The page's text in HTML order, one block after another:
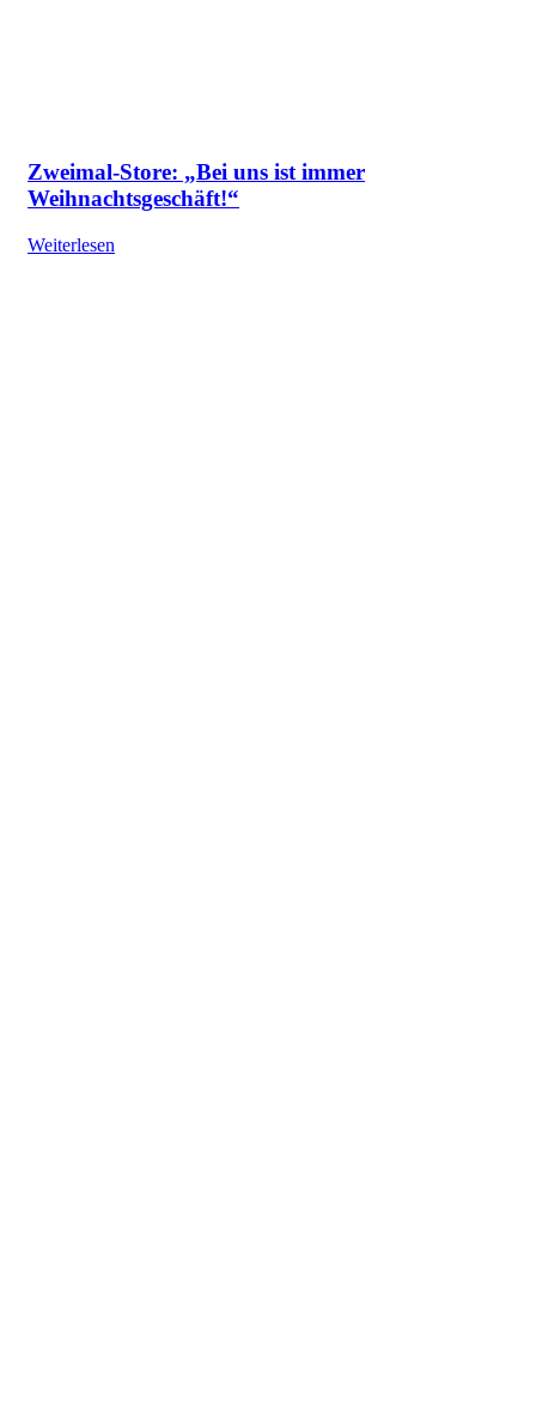
Zweimal-Store: „Bei uns ist immer
Weihnachtsgeschäft!“
Weiterlesen